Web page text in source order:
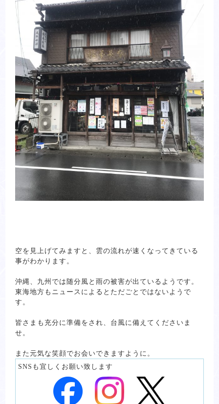
空を見上げてみますと、雲の流れが速くなってきている
事がわかります。
沖縄、九州では随分風と雨の被害が出ているようです。
東海地方もニュースによるとただごとではないようで
す。
皆さまも充分に準備をされ、台風に備えてくださいま
せ。
また元気な笑顔でお会いできますように。
SNSも宜しくお願い致します